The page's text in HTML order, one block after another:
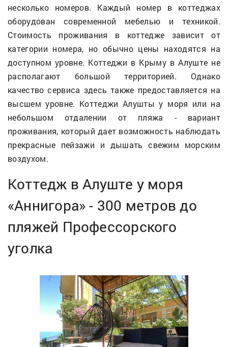
несколько номеров. Каждый номер в коттеджах
оборудован современной мебелью и техникой.
Стоимость проживания в коттедже зависит от
категории номера, но обычно цены находятся на
доступном уровне. Коттеджи в Крыму в Алуште не
располагают большой территорией. Однако
качество сервиса здесь также предоставляется на
высшем уровне. Коттеджи Алушты у моря или на
небольшом отдалении от пляжа - вариант
проживания, который дает возможность наблюдать
прекрасные пейзажи и дышать свежим морским
воздухом.
Коттедж в Алуште у моря
«Аннигора» - 300 метров до
пляжей Профессорского
уголка